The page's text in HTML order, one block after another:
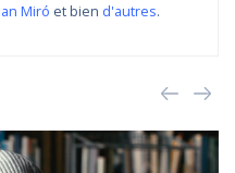
Miró et bien d'autres.